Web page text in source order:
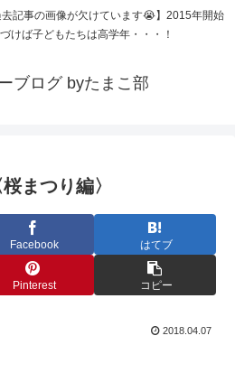
記事の画像が欠けています😭】2015年開始
けば子どもたちは高学年・・・！
ブログ byたまこ部
まつり編〉
Facebook はてブ
Pinterest コピー
2018.04.07